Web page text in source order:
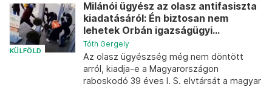
KÜLFÖLD
Milánói ügyész az olasz antifasiszta
kiadatásáról: Én biztosan nem
lehetek Orbán igazságügyi...
Tóth Gergely
Az olasz ügyészség még nem döntött
arról, kiadja-e a Magyarországon
raboskodó 39 éves I. S. elvtársát a magyar